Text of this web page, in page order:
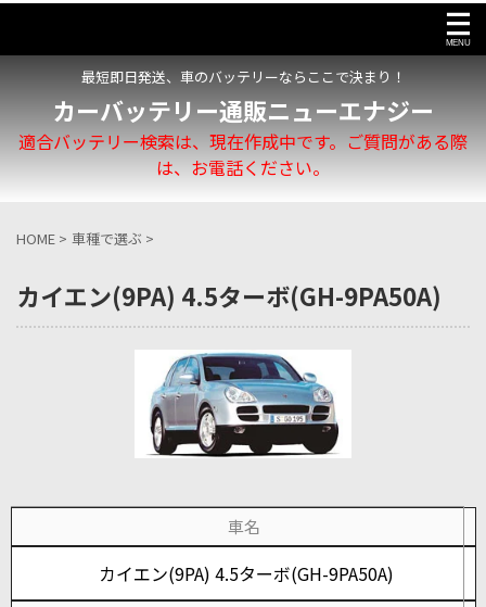
最短即日発送、車のバッテリーならここで決まり！
カーバッテリー通販ニューエナジー
適合バッテリー検索は、現在作成中です。ご質問がある際
は、お電話ください。
HOME > 車種で選ぶ >
カイエン(9PA) 4.5ターボ(GH-9PA50A)
車名
カイエン(9PA) 4.5ターボ(GH-9PA50A)